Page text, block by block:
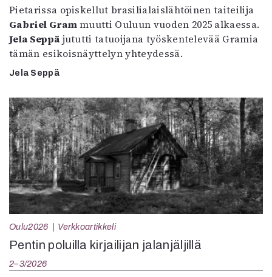
Pietarissa opiskellut brasilialaislähtöinen taiteilija
Gabriel Grammuutti Ouluun vuoden 2025 alkaessa.
Jela Seppä jututti tatuoijana työskentelevää Gramia
tämän esikoisnäyttelyn yhteydessä.
Jela Seppä
Oulu2026 Verkkoartikkeli
Pentin poluilla kirjailijan jalanjäljillä
2–3/2026